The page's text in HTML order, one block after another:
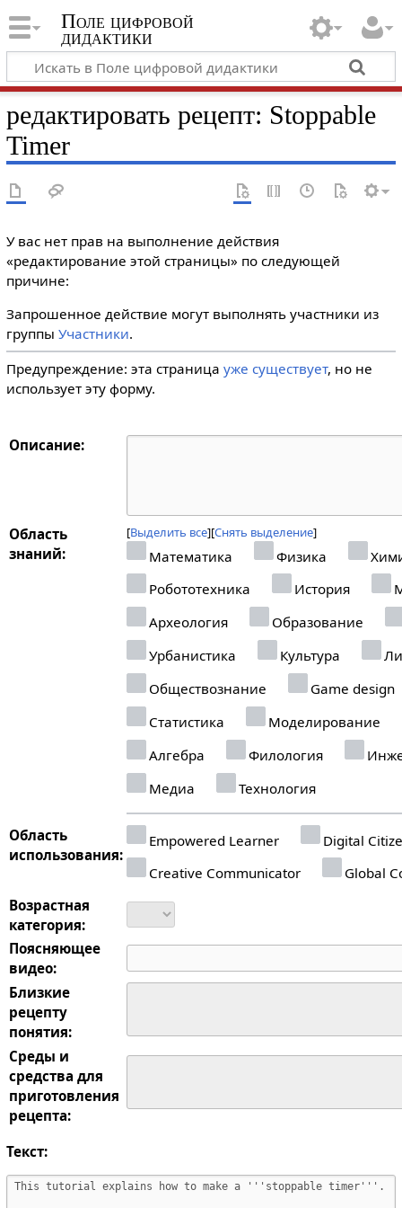
Поле цифровой
дидактики
редактировать рецепт: Stoppable
Timer
У вас нет прав на выполнение действия
«редактирование этой страницы» по следующей
причине:
Запрошенное действие могут выполнять участники из
группы Участники.
Предупреждение: эта страница уже существует, но не
использует эту форму.
Описание:
Область
знаний:
Выделить все Снять выделение
Математика Физика
Робототехника
История
Археология
Образование
Урбанистика
Культура
Обществознание
Game design
Статистика
Моделирование
Алгебра
Филология
Медиа
Технология
Область
использования:
Empowered Learner
Digital
Creative Communicator
Global
Возрастная
категория:
Поясняющее
видео:
Близкие
рецепту
понятия:
Среды и
средства для
приготовления
рецепта:
Текст: